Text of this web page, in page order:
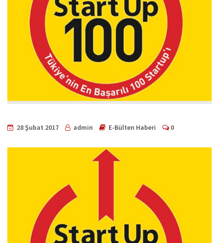
28 Şubat 2017 admin E-Bülten Haberi 0